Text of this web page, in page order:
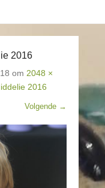
2016
om 2048 ×
2016
Volgende →